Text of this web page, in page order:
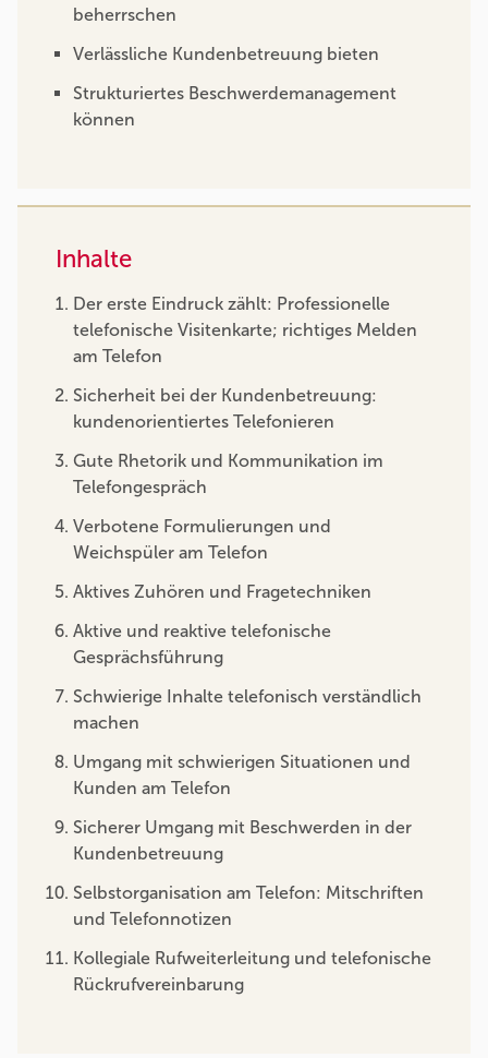
beherrschen
Verlässliche Kundenbetreuung bieten
Strukturiertes Beschwerdemanagement
können
Inhalte
Der erste Eindruck zählt: Professionelle
telefonische Visitenkarte; richtiges Melden
am Telefon
Sicherheit bei der Kundenbetreuung:
kundenorientiertes Telefonieren
Gute Rhetorik und Kommunikation im
Telefongespräch
Verbotene Formulierungen und
Weichspüler am Telefon
Aktives Zuhören und Fragetechniken
Aktive und reaktive telefonische
Gesprächsführung
Schwierige Inhalte telefonisch verständlich
machen
Umgang mit schwierigen Situationen und
Kunden am Telefon
Sicherer Umgang mit Beschwerden in der
Kundenbetreuung
Selbstorganisation am Telefon: Mitschriften
und Telefonnotizen
Kollegiale Rufweiterleitung und telefonische
Rückrufvereinbarung